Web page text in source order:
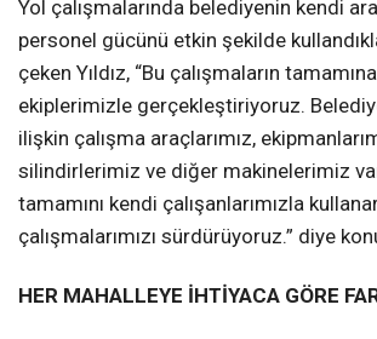
Yol çalışmalarında belediyenin kendi
personel gücünü etkin şekilde
çeken Yıldız, “Bu çalışmaların
ekiplerimizle gerçekleştiriyoruz.
ilişkin çalışma araçlarımız,
silindirlerimiz ve diğer makinelerimiz
tamamını kendi çalışanlarımızla
çalışmalarımızı sürdürüyoruz.” diye
HER MAHALLEYE İHTİYACA GÖRE